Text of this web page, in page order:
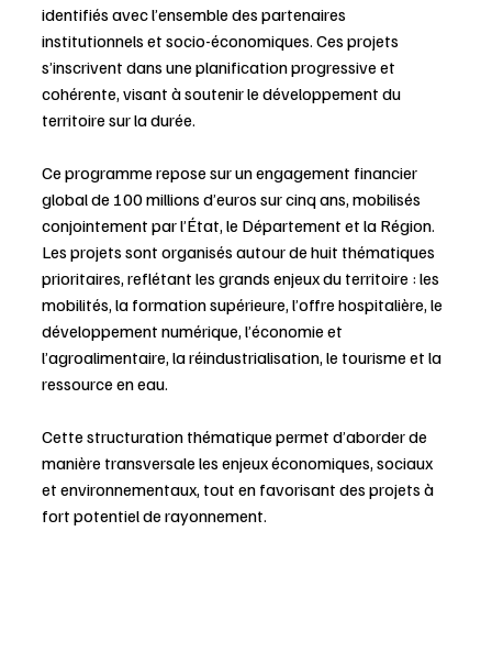
identifiés avec l’ensemble des partenaires
institutionnels et socio-économiques. Ces projets
s’inscrivent dans une planification progressive et
cohérente, visant à soutenir le développement du
territoire sur la durée.
Ce programme repose sur un engagement financier
global de 100 millions d’euros sur cinq ans, mobilisés
conjointement par l’État, le Département et la Région.
Les projets sont organisés autour de huit thématiques
prioritaires, reflétant les grands enjeux du territoire : les
mobilités, la formation supérieure, l’offre hospitalière, le
développement numérique, l’économie et
l’agroalimentaire, la réindustrialisation, le tourisme et la
ressource en eau.
Cette structuration thématique permet d’aborder de
manière transversale les enjeux économiques, sociaux
et environnementaux, tout en favorisant des projets à
fort potentiel de rayonnement.